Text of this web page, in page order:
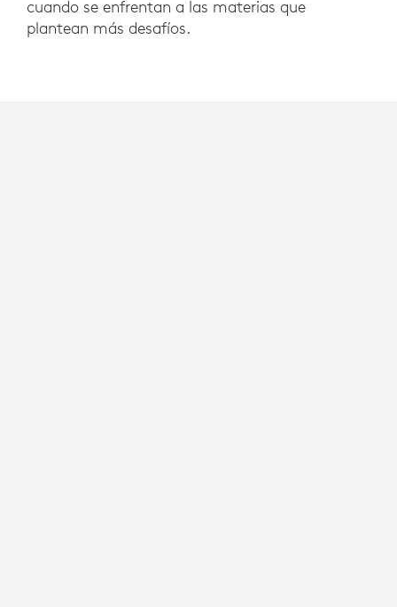
cuando se enfrentan a las materias que
plantean más desafíos.